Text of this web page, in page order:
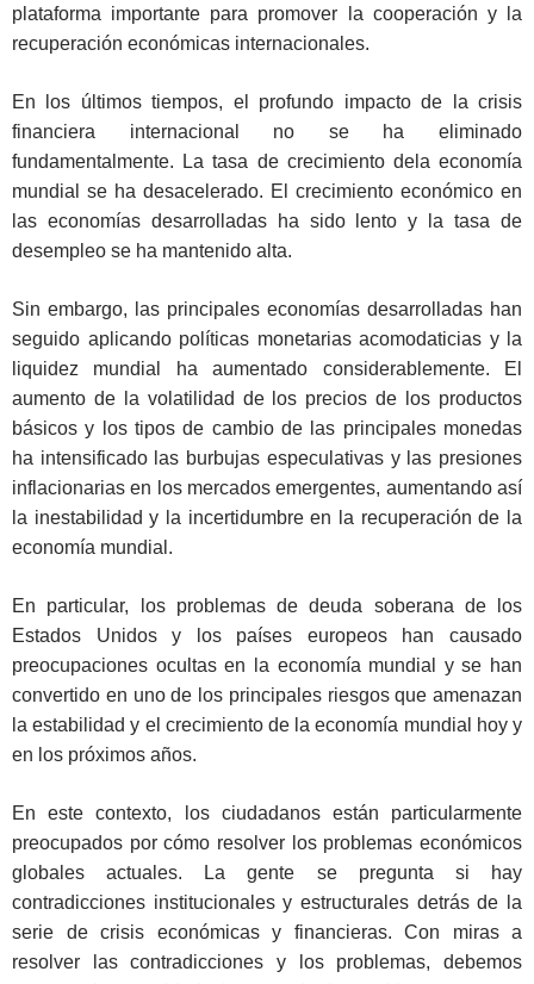
plataforma importante para promover la cooperación y la
recuperación económicas internacionales.
En los últimos tiempos, el profundo impacto de la crisis
financiera internacional no se ha eliminado
fundamentalmente. La tasa de crecimiento dela economía
mundial se ha desacelerado. El crecimiento económico en
las economías desarrolladas ha sido lento y la tasa de
desempleo se ha mantenido alta.
Sin embargo, las principales economías desarrolladas han
seguido aplicando políticas monetarias acomodaticias y la
liquidez mundial ha aumentado considerablemente. El
aumento de la volatilidad de los precios de los productos
básicos y los tipos de cambio de las principales monedas
ha intensificado las burbujas especulativas y las presiones
inflacionarias en los mercados emergentes, aumentando así
la inestabilidad y la incertidumbre en la recuperación de la
economía mundial.
En particular, los problemas de deuda soberana de los
Estados Unidos y los países europeos han causado
preocupaciones ocultas en la economía mundial y se han
convertido en uno de los principales riesgos que amenazan
la estabilidad y el crecimiento de la economía mundial hoy y
en los próximos años.
En este contexto, los ciudadanos están particularmente
preocupados por cómo resolver los problemas económicos
globales actuales. La gente se pregunta si hay
contradicciones institucionales y estructurales detrás de la
serie de crisis económicas y financieras. Con miras a
resolver las contradicciones y los problemas, debemos